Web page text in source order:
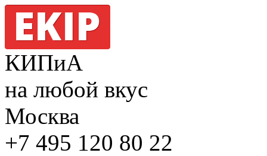
КИПиА
на любой вкус
Москва
+7 495 120 80 22